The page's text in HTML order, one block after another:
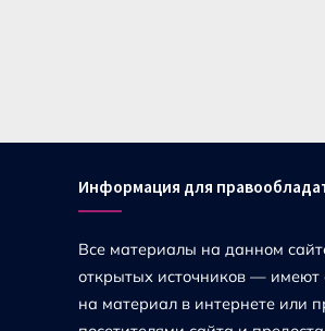
Информация для
Все материалы на данном
открытых источников — имеют
на материал в интернете или